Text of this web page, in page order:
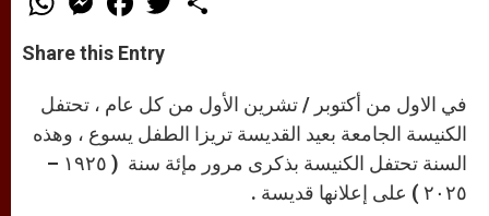
h
t
s
p
p
e
s
e
g
e
r
a
e
b
o
k
w
Share this Entry
في الاول من أكتوبر / تشرين الأول من كل عام ، تحتفل
الكنيسة الجامعة بعيد القديسة تريزا الطفل يسوع ، وهذه
السنة تحتفل الكنيسة بذكرى مرور مإئة سنة ( ١٩٢٥ –
٢٠٢٥ ) على إعلانها قديسة .